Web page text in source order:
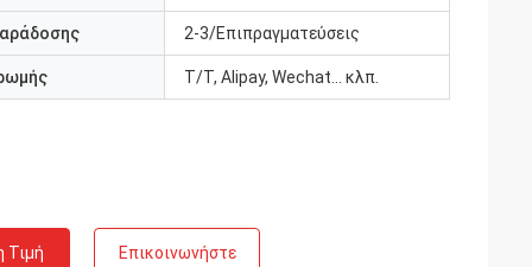
2-3/Επιπραγματεύσεις
T/T, Alipay, Wechat... κλπ.
Τιμή Επικοινωνήστε